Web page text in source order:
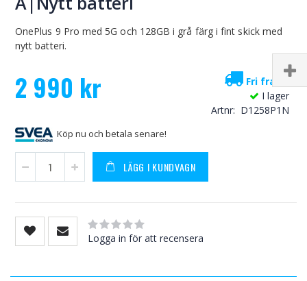
OnePlus 9 Pro med 5G och 128GB i grå färg i fint skick med
nytt batteri.
2 990 kr
Fri frakt!
I lager
Artnr
D1258P1N
Köp nu och betala senare!
LÄGG I KUNDVAGN
Rating:
0% of100
Logga in för att recensera